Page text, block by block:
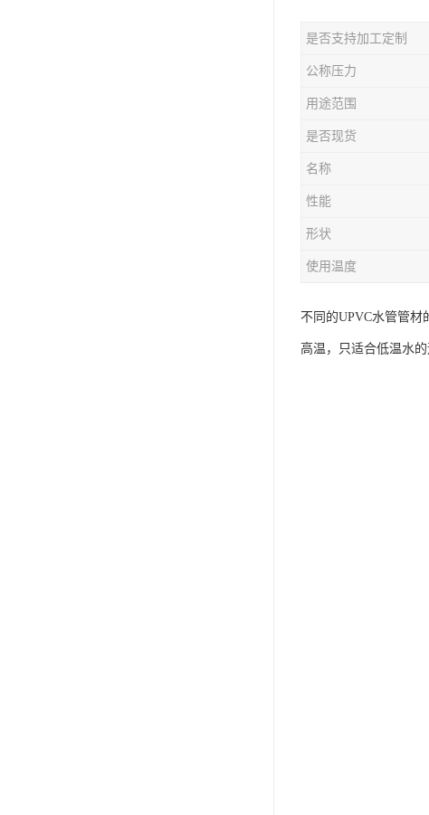
是否支持加工定制
公称压力
用途范围
是否现货
名称
性能
形状
使用温度
不同的UPVC水管管材
高温，只适合低温水